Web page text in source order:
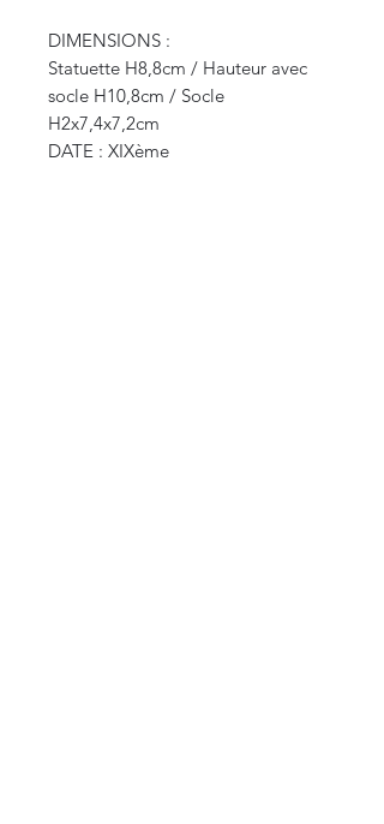
DIMENSIONS :
Statuette H8,8cm / Hauteur avec
socle H10,8cm / Socle
H2x7,4x7,2cm
DATE : XIXème